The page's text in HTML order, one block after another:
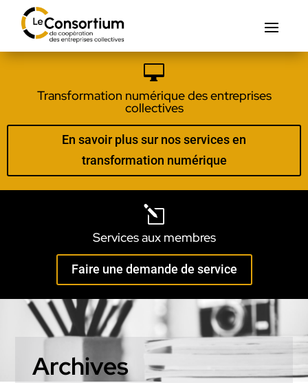

Transformation numérique des entreprises
collectives
En savoir plus sur nos services en
transformation numérique
l
Services aux membres
Faire une demande de service
Archives